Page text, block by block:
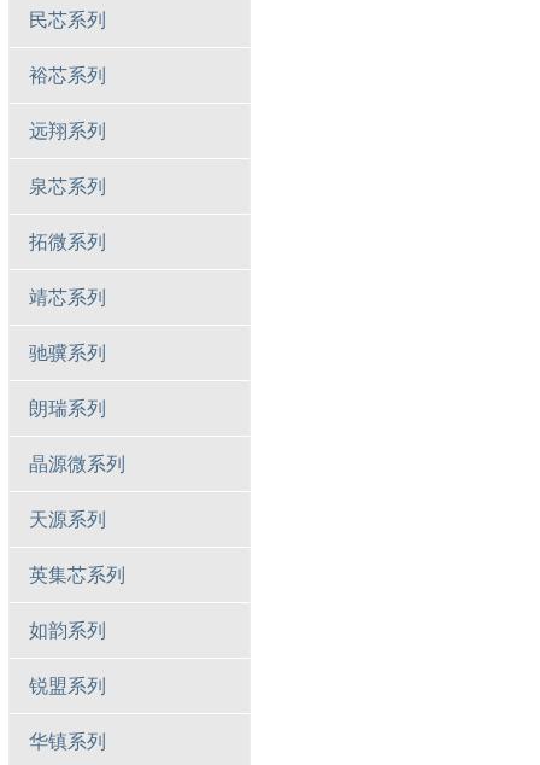
民芯系列
裕芯系列
远翔系列
泉芯系列
拓微系列
靖芯系列
驰骥系列
朗瑞系列
晶源微系列
天源系列
英集芯系列
如韵系列
锐盟系列
华镇系列